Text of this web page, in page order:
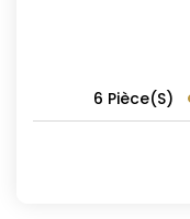
6 Pièce(s)